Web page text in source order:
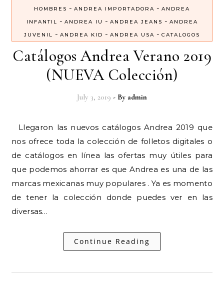
HOMBRES - ANDREA IMPORTADORA - ANDREA
INFANTIL
- ANDREA IU - ANDREA JEANS - ANDREA
JUVENIL
- ANDREA KID - ANDREA USA - CATALOGOS
Catálogos Andrea Verano 2019
(NUEVA Colección)
July 3, 2019 - By admin
Llegaron las nuevos catálogos Andrea 2019 que
nos ofrece toda la colección de folletos digitales o
de catálogos en línea las ofertas muy útiles para
que podemos ahorrar es que Andrea es una de las
marcas mexicanas muy populares . Ya es momento
de tener la colección donde puedes ver en las
diversas…
Continue Reading